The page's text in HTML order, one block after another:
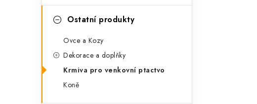
e
Ostatní produkty
Ovce a Kozy
Dekorace a doplňky
Krmiva pro venkovní ptactvo
Koně